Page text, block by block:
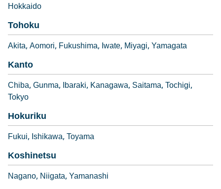
Hokkaido
Tohoku
Akita Aomori Fukushima Iwate Miyagi Yamagata
Kanto
Chiba Gunma Ibaraki Kanagawa Saitama Tochigi
Tokyo
Hokuriku
Fukui Ishikawa Toyama
Koshinetsu
Nagano Niigata Yamanashi